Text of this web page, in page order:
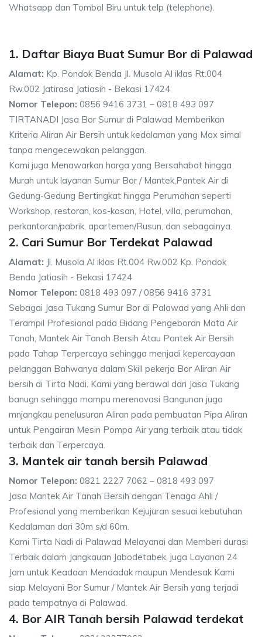
Whatsapp dan Tombol Biru untuk telp (telephone).
1. Daftar Biaya Buat Sumur Bor di Palawad
Alamat: Kp. Pondok Benda Jl. Musola Al iklas Rt.004
Rw.002 Jatirasa Jatiasih - Bekasi 17424
Nomor Telepon: 0856 9416 3731 – 0818 493 097
TIRTANADI Jasa Bor Sumur di Palawad Memberikan
Kriteria Aliran Air Bersih untuk kedalaman yang Max simal
tanpa mengecewakan pelanggan.
Kami juga Menawarkan harga yang Bersahabat hingga
Murah untuk layanan Sumur Bor / Mantek,Pantek Air di
Gedung-Gedung Bertingkat hingga Perumahan seperti
Workshop, restoran, kos-kosan, Hotel, villa, perumahan,
perkantoran/pabrik, apartemen/Rusun, dan sebagainya.
2. Cari Sumur Bor Terdekat Palawad
Alamat: Jl. Musola Al iklas Rt.004 Rw.002 Kp. Pondok
Benda Jatiasih - Bekasi 17424
Nomor Telepon: 0818 493 097 / 0856 9416 3731
Sebagai Jasa Tukang Sumur Bor di Palawad yang Ahli dan
Terampil Profesional pada Bidang Pengeboran Mata Air
Tanah, Mantek Air Tanah Bersih Atau Pantek Air Bersih
pada Tahap Terpercaya sehingga menjadi kepercayaan
pelanggan Bahwanya dalam Skill pekerja Bor Aliran Air
bersih di Tirta Nadi. Kami yang berawal dari Jasa Tukang
banugn sehingga mampu merenovasi Bangunan juga
mnjangkau penelusuran Aliran pada pembuatan Pipa Aliran
untuk Pengairan Mesin Pompa Air yang terbaik atau tidak
terbaik dan Terpercaya.
3. Mantek air tanah bersih Palawad
Nomor Telepon: 0821 2227 7062 – 0818 493 097
Jasa Mantek Air Tanah Bersih dengan Tenaga Ahli /
Profesional yang memberikan Kejujuran sesuai kebutuhan
Kedalaman dari 30m s/d 60m.
Kami Tirta Nadi di Palawad Melayanai dan Memberi durasi
Terbaik dalam Jangkauan Jabodetabek, juga Layanan 24
Jam untuk Keadaan Mendadak maupun Mendesak Kami
siap Melayani Bor Sumur / Mantek Air Bersih yang terjadi
pada tempatnya di Palawad.
4. Bor AIR Tanah bersih Palawad terdekat